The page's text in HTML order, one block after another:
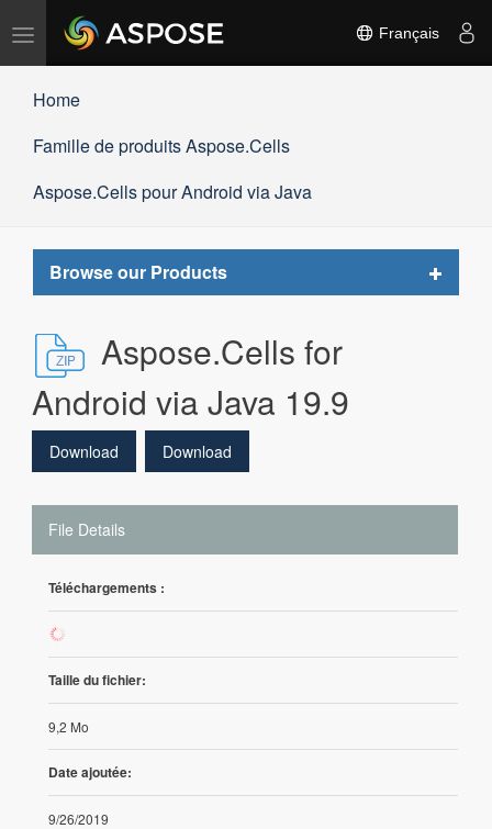
Basculer
Français
Home
Famille de produits Aspose.Cells
Aspose.Cells pour Android via Java
Browse our Products
Toggle
Aspose.Cells for
Android via Java 19.9
Download Download
File Details
Téléchargements :
18
Taille du fichier:
9,2 Mo
Date ajoutée:
9/26/2019